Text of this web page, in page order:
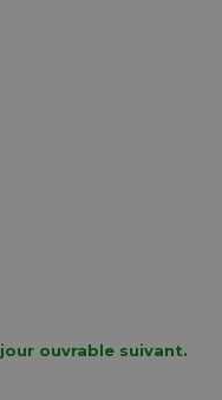
ouvrable suivant.